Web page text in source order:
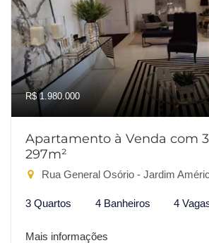
R$ 1.980.000
Apartamento à Venda com
297m²
Rua General Osório - Jardim
3 Quartos 4 Banheiros 4
Mais informações